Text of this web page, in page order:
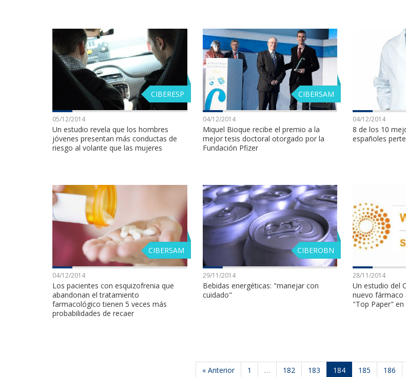
CIBERESP
05/12/2014
Un estudio revela que los hombres
jóvenes presentan más conductas de
riesgo al volante que las mujeres
CIBERSAM
04/12/2014
Miquel Bioque recibe el premio a la
mejor tesis doctoral otorgado por la
Fundación Pfizer
04/12/2014
8 de los 10
españoles
CIBERSAM
04/12/2014
Los pacientes con esquizofrenia que
abandonan el tratamiento
farmacológico tienen 5 veces más
probabilidades de recaer
CIBEROBN
29/11/2014
Bebidas energéticas: "manejar con
cuidado"
28/11/2014
Un estudio del
nuevo fármaco
"Top Paper" en
« Anterior 1 … 182 183 184 185 186